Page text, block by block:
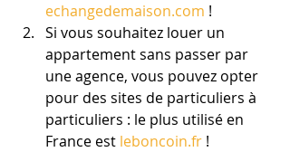
echangedemaison.com !
Si vous souhaitez louer un
appartement sans passer par
une agence, vous pouvez opter
pour des sites de particuliers à
particuliers : le plus utilisé en
France est leboncoin.fr !